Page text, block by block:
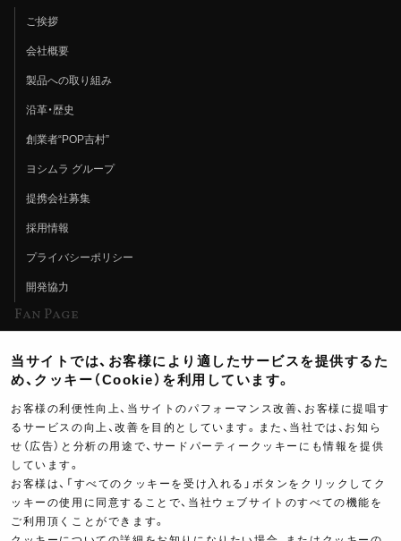
ご挨拶
会社概要
製品への取り組み
沿革・歴史
創業者“POP吉村”
ヨシムラ グループ
提携会社募集
採用情報
プライバシーポリシー
開発協力
Fan Page
ヨシムラTV
イベント情報
イベントスケジュール
ツーリングブレイクタイム
製品ポスター
当サイトでは、お客様により適したサービスを提供するた
め、クッキー（Cookie）を利用しています。
お客様の利便性向上、当サイトのパフォーマンス改善、お客様に提唱す
るサービスの向上、改善を目的としています。また、当社では、お知ら
せ（広告）と分析の用途で、サードパーティークッキーにも情報を提供
しています。
お客様は、「すべてのクッキーを受け入れる」ボタンをクリックしてク
ッキーの使用に同意することで、当社ウェブサイトのすべての機能を
ご利用頂くことができます。